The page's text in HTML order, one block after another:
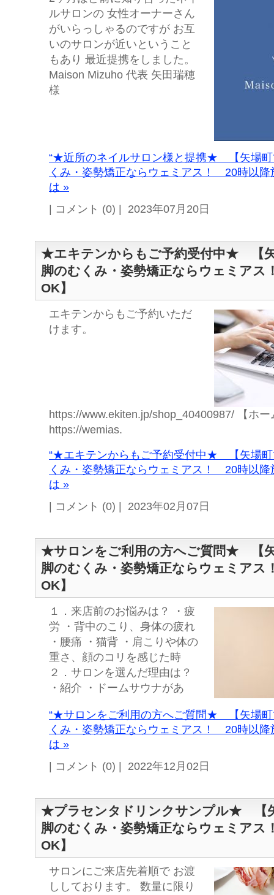
ルサロンの 女性オーナーさん
がいらっしゃるのですが お互
いのサロンが近いということ
もあり 最近提携をしました。
Maison Mizuho 代表 矢田瑞穂
様
“★近所のネイルサロン様と提携★ 【矢場町
くみ・姿勢矯正ならウェミアス！ 20時以降
は »
| コメント (0) | 2023年07月20日
★エキテンからもご予約受付中★ 【
脚のむくみ・姿勢矯正ならウェミア
OK】
エキテンからもご予約いただ
けます。
https://www.ekiten.jp/shop_40400987/ 【ホー
https://wemias.
“★エキテンからもご予約受付中★ 【矢場町
くみ・姿勢矯正ならウェミアス！ 20時以降
は »
| コメント (0) | 2023年02月07日
★サロンをご利用の方へご質問★ 【
脚のむくみ・姿勢矯正ならウェミア
OK】
１．来店前のお悩みは？ ・疲
労 ・背中のこり、身体の疲れ
・腰痛 ・猫背 ・肩こりや体の
重さ、顔のコリを感じた時
２．サロンを選んだ理由は？
・紹介 ・ドームサウナがあ
“★サロンをご利用の方へご質問★ 【矢場町
くみ・姿勢矯正ならウェミアス！ 20時以降
は »
| コメント (0) | 2022年12月02日
★プラセンタドリンクサンプル★ 【
脚のむくみ・姿勢矯正ならウェミア
OK】
サロンにご来店先着順で お渡
ししております。 数量に限り